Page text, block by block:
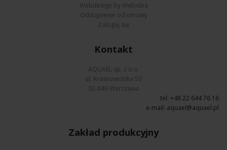
Webdesign by Webidea
Odstąpienie od umowy
Zaloguj się
Kontakt
AQUAEL sp. z o.o.
ul. Krasnowolska 50
02-849 Warszawa
tel: +48 22 644 76 16
e-mail: aquael@aquael.pl
Zakład produkcyjny